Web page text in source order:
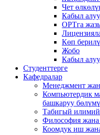
Чет
Кабыл
ОРТга
Көп
Жобо
Кабыл
Студенттерге
Кафедралар
Менеджмент
Компьютердик
башкаруу бөлүмү
Табигый
Философия жана
Коомдук иш